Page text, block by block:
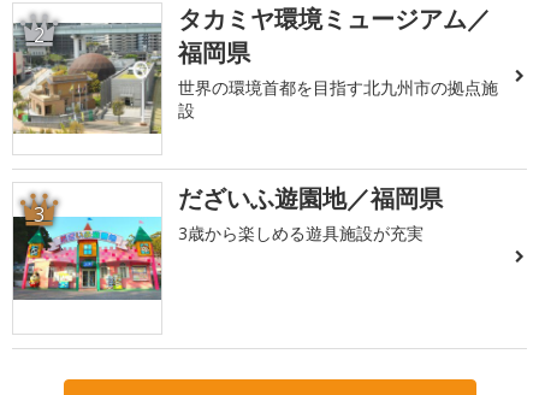
2
タカミヤ環境ミュージアム／
福岡県
世界の環境首都を目指す北九州市の拠点施
設
3 だざいふ遊園地／福岡県
3歳から楽しめる遊具施設が充実